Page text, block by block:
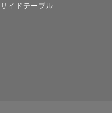
サイドテーブル